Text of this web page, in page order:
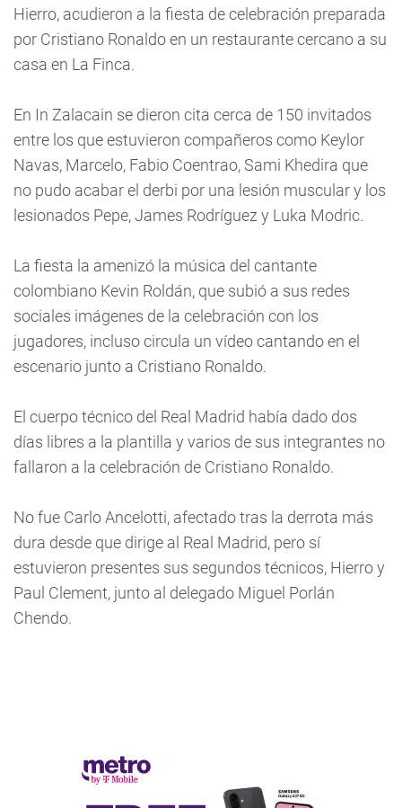
Hierro, acudieron a la fiesta de celebración preparada
por Cristiano Ronaldo en un restaurante cercano a su
casa en La Finca.
En In Zalacain se dieron cita cerca de 150 invitados
entre los que estuvieron compañeros como Keylor
Navas, Marcelo, Fabio Coentrao, Sami Khedira que
no pudo acabar el derbi por una lesión muscular y los
lesionados Pepe, James Rodríguez y Luka Modric.
La fiesta la amenizó la música del cantante
colombiano Kevin Roldán, que subió a sus redes
sociales imágenes de la celebración con los
jugadores, incluso circula un vídeo cantando en el
escenario junto a Cristiano Ronaldo.
El cuerpo técnico del Real Madrid había dado dos
días libres a la plantilla y varios de sus integrantes no
fallaron a la celebración de Cristiano Ronaldo.
No fue Carlo Ancelotti, afectado tras la derrota más
dura desde que dirige al Real Madrid, pero sí
estuvieron presentes sus segundos técnicos, Hierro y
Paul Clement, junto al delegado Miguel Porlán
Chendo.